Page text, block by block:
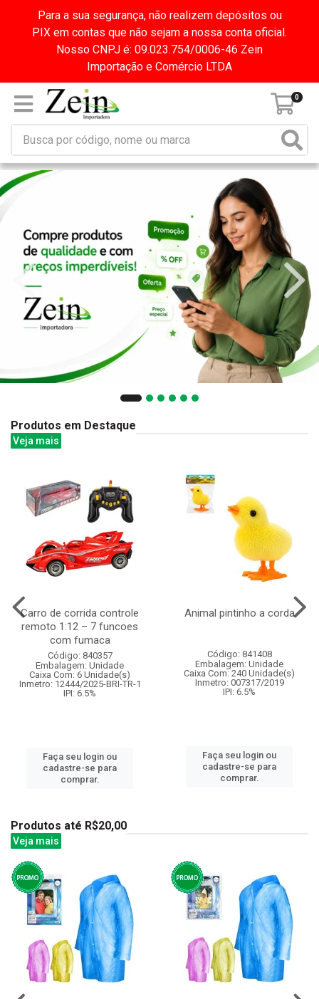
Para a sua segurança, não realizem depósitos ou
PIX em contas que não sejam a nossa conta oficial.
Nosso CNPJ é: 09.023.754/0006-46 Zein
Importação e Comércio LTDA
0
Produtos em Destaque
Veja mais
Carro de corrida controle
remoto 1:12 – 7 funcoes
com fumaca
Código: 840357
Embalagem: Unidade
Caixa Com: 6 Unidade(s)
Inmetro: 12444/2025-BRI-TR-1
IPI: 6.5%
Faça seu login ou
cadastre-se para
comprar.
Animal pintinho a corda
Código: 841408
Embalagem: Unidade
Caixa Com: 240 Unidade(s)
Inmetro: 007317/2019
IPI: 6.5%
Faça seu login ou
cadastre-se para
comprar.
Produtos até R$20,00
Veja mais